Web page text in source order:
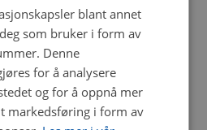
blant annet
som bruker i form av
Denne
for å analysere
og for å oppnå mer
markedsføring i form av